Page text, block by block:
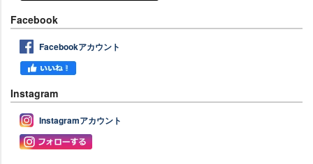
Facebook
Facebookアカウント
Instagram
Instagramアカウント